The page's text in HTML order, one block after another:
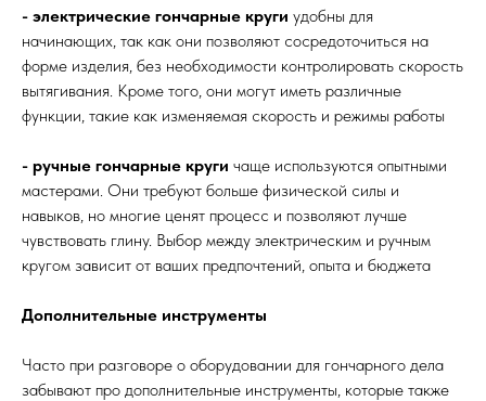
- электрические гончарные круги удобны для
начинающих, так как они позволяют сосредоточиться на
форме изделия, без необходимости контролировать скорость
вытягивания. Кроме того, они могут иметь различные
функции, такие как изменяемая скорость и режимы работы
- ручные гончарные круги чаще используются опытными
мастерами. Они требуют больше физической силы и
навыков, но многие ценят процесс и позволяют лучше
чувствовать глину. Выбор между электрическим и ручным
кругом зависит от ваших предпочтений, опыта и бюджета
Дополнительные инструменты
Часто при разговоре о оборудовании для гончарного дела
забывают про дополнительные инструменты, которые также